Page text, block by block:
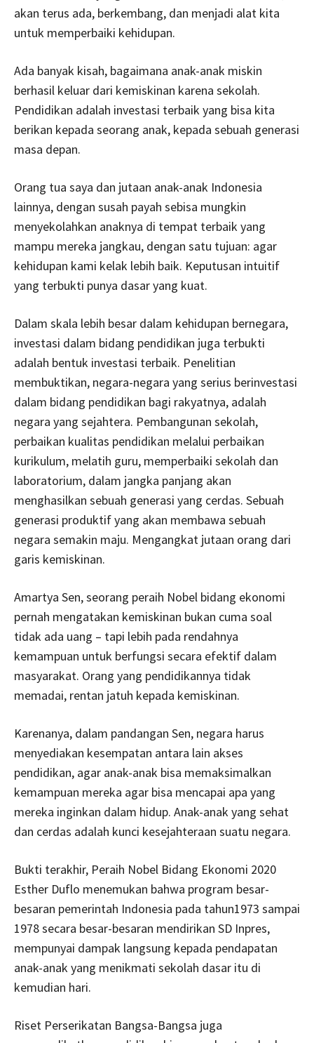
akan terus ada, berkembang, dan menjadi alat kita
untuk memperbaiki kehidupan.
Ada banyak kisah, bagaimana anak-anak miskin
berhasil keluar dari kemiskinan karena sekolah.
Pendidikan adalah investasi terbaik yang bisa kita
berikan kepada seorang anak, kepada sebuah generasi
masa depan.
Orang tua saya dan jutaan anak-anak Indonesia
lainnya, dengan susah payah sebisa mungkin
menyekolahkan anaknya di tempat terbaik yang
mampu mereka jangkau, dengan satu tujuan: agar
kehidupan kami kelak lebih baik. Keputusan intuitif
yang terbukti punya dasar yang kuat.
Dalam skala lebih besar dalam kehidupan bernegara,
investasi dalam bidang pendidikan juga terbukti
adalah bentuk investasi terbaik. Penelitian
membuktikan, negara-negara yang serius berinvestasi
dalam bidang pendidikan bagi rakyatnya, adalah
negara yang sejahtera. Pembangunan sekolah,
perbaikan kualitas pendidikan melalui perbaikan
kurikulum, melatih guru, memperbaiki sekolah dan
laboratorium, dalam jangka panjang akan
menghasilkan sebuah generasi yang cerdas. Sebuah
generasi produktif yang akan membawa sebuah
negara semakin maju. Mengangkat jutaan orang dari
garis kemiskinan.
Amartya Sen, seorang peraih Nobel bidang ekonomi
pernah mengatakan kemiskinan bukan cuma soal
tidak ada uang – tapi lebih pada rendahnya
kemampuan untuk berfungsi secara efektif dalam
masyarakat. Orang yang pendidikannya tidak
memadai, rentan jatuh kepada kemiskinan.
Karenanya, dalam pandangan Sen, negara harus
menyediakan kesempatan antara lain akses
pendidikan, agar anak-anak bisa memaksimalkan
kemampuan mereka agar bisa mencapai apa yang
mereka inginkan dalam hidup. Anak-anak yang sehat
dan cerdas adalah kunci kesejahteraan suatu negara.
Bukti terakhir, Peraih Nobel Bidang Ekonomi 2020
Esther Duflo menemukan bahwa program besar-
besaran pemerintah Indonesia pada tahun1973 sampai
1978 secara besar-besaran mendirikan SD Inpres,
mempunyai dampak langsung kepada pendapatan
anak-anak yang menikmati sekolah dasar itu di
kemudian hari.
Riset Perserikatan Bangsa-Bangsa juga